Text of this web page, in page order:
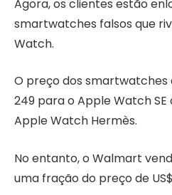
Agora, os clientes estão
smartwatches falsos que
Watch.
O preço dos smartwatches
249 para o Apple Watch SE
Apple Watch Hermès.
No entanto, o Walmart
uma fração do preço de